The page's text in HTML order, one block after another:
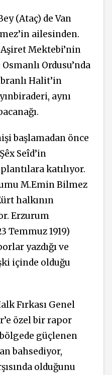
(Ataç) de Van
ailesinden.
Mektebi’nin
Ordusu’nda
Halit’in
aynı
başlamadan önce
Seîd’in
katılıyor.
M.Emin Bilmez
halkının
Erzurum
Temmuz 1919)
yazdığı ve
içinde olduğu
Fırkası Genel
özel bir rapor
güçlenen
bahsediyor,
olduğunu